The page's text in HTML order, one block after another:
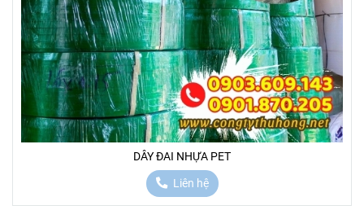
DÂY ĐAI NHỰA PET
Liên hệ